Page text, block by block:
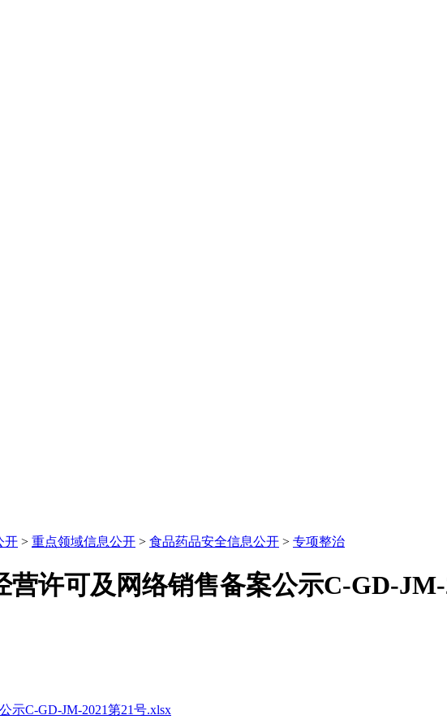
开 > 重点领域信息公开 > 食品药品安全信息公开 > 专项整治
许可及网络销售备案公示C-GD-JM-
示C-GD-JM-2021第21号.xlsx